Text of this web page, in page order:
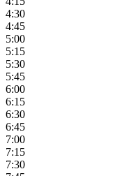
4:30
4:45
5:00
5:15
5:30
5:45
6:00
6:15
6:30
6:45
7:00
7:15
7:30